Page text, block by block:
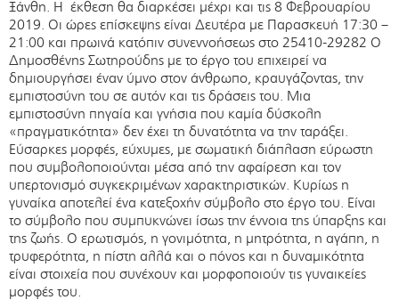
Ξάνθη. Η έκθεση θα διαρκέσει μέχρι και τις 8 Φεβρουαρίου
2019. Οι ώρες επίσκεψης είναι Δευτέρα με Παρασκευή 17:30 –
21:00 και πρωινά κατόπιν συνεννοήσεως στο 25410-29282 Ο
Δημοσθένης Σωτηρούδης με το έργο του επιχειρεί να
δημιουργήσει έναν ύμνο στον άνθρωπο, κραυγάζοντας, την
εμπιστοσύνη του σε αυτόν και τις δράσεις του. Μια
εμπιστοσύνη πηγαία και γνήσια που καμία δύσκολη
«πραγματικότητα» δεν έχει τη δυνατότητα να την ταράξει.
Εύσαρκες μορφές, εύχυμες, με σωματική διάπλαση εύρωστη
που συμβολοποιούνται μέσα από την αφαίρεση και τον
υπερτονισμό συγκεκριμένων χαρακτηριστικών. Κυρίως η
γυναίκα αποτελεί ένα κατεξοχήν σύμβολο στο έργο του. Είναι
το σύμβολο που συμπυκνώνει ίσως την έννοια της ύπαρξης και
της ζωής. Ο ερωτισμός, η γονιμότητα, η μητρότητα, η αγάπη, η
τρυφερότητα, η πίστη αλλά και ο πόνος και η δυναμικότητα
είναι στοιχεία που συνέχουν και μορφοποιούν τις γυναικείες
μορφές του.